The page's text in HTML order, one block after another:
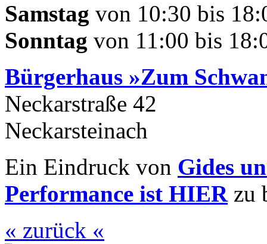
Samstag von 10:30 bis
Sonntag von 11:00 bis
Bürgerhaus »Zum
Neckarstraße 42
Neckarsteinach
Ein Eindruck von Gides
Performance ist HIERzu
« zurück «